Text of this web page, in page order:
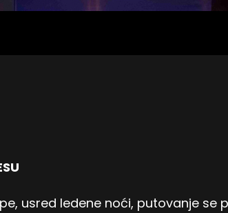
usred ledene noći, putovanje se